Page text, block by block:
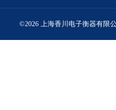
©2026 上海香川电子衡器有限